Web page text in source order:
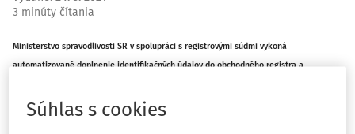
3 minúty čítania
Ministerstvo spravodlivosti SR v spolupráci s registrovými súdmi vykoná
automatizované doplnenie identifikačných údajov do obchodného registra a
Súhlas s cookies